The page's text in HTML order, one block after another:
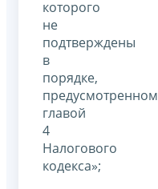
которого
не
подтверждены
в
порядке,
предусмотренном
главой
4
Налогового
кодекса»;